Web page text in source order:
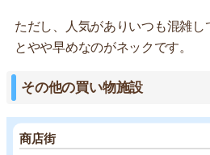
ただし、人気がありいつも混雑
とやや早めなのがネックです。
その他の買い物施設
商店街